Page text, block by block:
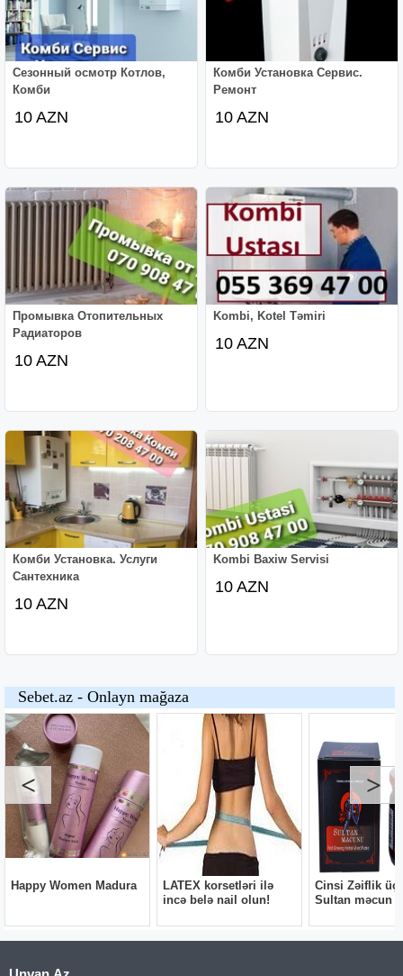
Сезонный осмотр Котлов,
Комби
10 AZN
Комби Установка Сервис.
Ремонт
10 AZN
Промывка Отопительных
Радиаторов
10 AZN
Kombi, Kotel Təmiri
10 AZN
Комби Установка. Услуги
Сантехника
10 AZN
Kombi Baxiw Servisi
10 AZN